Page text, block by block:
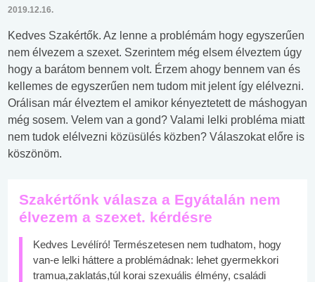
2019.12.16.
Kedves Szakértők. Az lenne a problémám hogy egyszerűen
nem élvezem a szexet. Szerintem még elsem élveztem úgy
hogy a barátom bennem volt. Érzem ahogy bennem van és
kellemes de egyszerűen nem tudom mit jelent így elélvezni.
Orálisan már élveztem el amikor kényeztetett de máshogyan
még sosem. Velem van a gond? Valami lelki probléma miatt
nem tudok elélvezni közüsülés közben? Válaszokat előre is
köszönöm.
Szakértőnk válasza a Egyátalán nem
élvezem a szexet. kérdésre
Kedves Levélíró! Természetesen nem tudhatom, hogy
van-e lelki háttere a problémádnak: lehet gyermekkori
tramua,zaklatás,túl korai szexuális élmény, családi